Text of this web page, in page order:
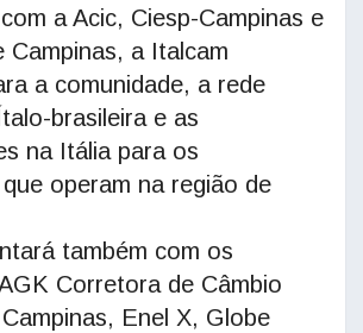
a Acic, Ciesp-Campinas e
Campinas, a Italcam
a comunidade, a rede
brasileira e as
na Itália para os
operam na região de
também com os
Corretora de Câmbio
Enel X, Globe